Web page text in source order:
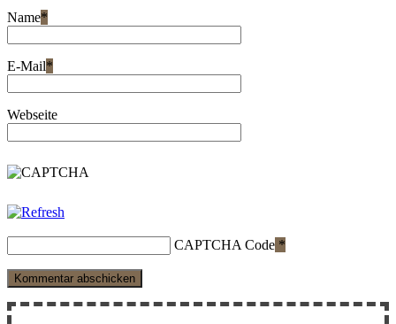
Name*
E-Mail*
Webseite
CAPTCHA Code *